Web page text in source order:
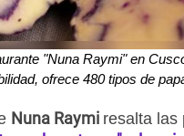
"Nuna Raymi" en
ofrece 480 tipos de
Nuna Raymi resalta las